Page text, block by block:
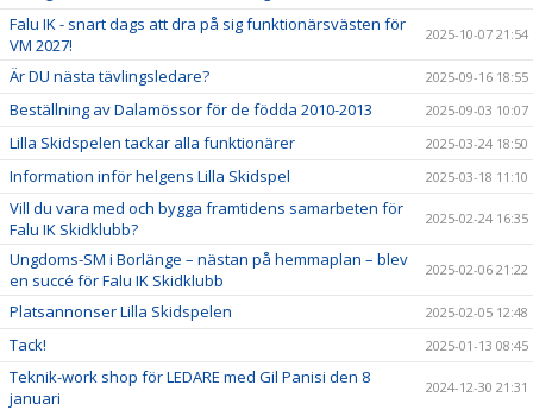
Falu IK - snart dags att dra på sig funktionärsvästen för
VM 2027!
2025-10-07 21:54
Är DU nästa tävlingsledare? 2025-09-16 18:55
Beställning av Dalamössor för de födda 2010-2013 2025-09-03 10:07
Lilla Skidspelen tackar alla funktionärer 2025-03-24 18:50
Information inför helgens Lilla Skidspel 2025-03-18 11:10
Vill du vara med och bygga framtidens samarbeten för
Falu IK Skidklubb?
2025-02-24 16:35
Ungdoms-SM i Borlänge – nästan på hemmaplan – blev
en succé för Falu IK Skidklubb
2025-02-06 21:22
Platsannonser Lilla Skidspelen 2025-02-05 12:48
Tack! 2025-01-13 08:45
Teknik-work shop för LEDARE med Gil Panisi den 8
januari
2024-12-30 21:31